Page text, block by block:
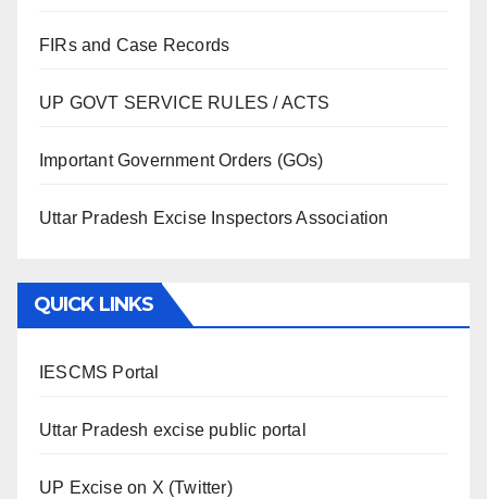
FIRs and Case Records
UP GOVT SERVICE RULES / ACTS
Important Government Orders (GOs)
Uttar Pradesh Excise Inspectors Association
QUICK LINKS
IESCMS Portal
Uttar Pradesh excise public portal
UP Excise on X (Twitter)